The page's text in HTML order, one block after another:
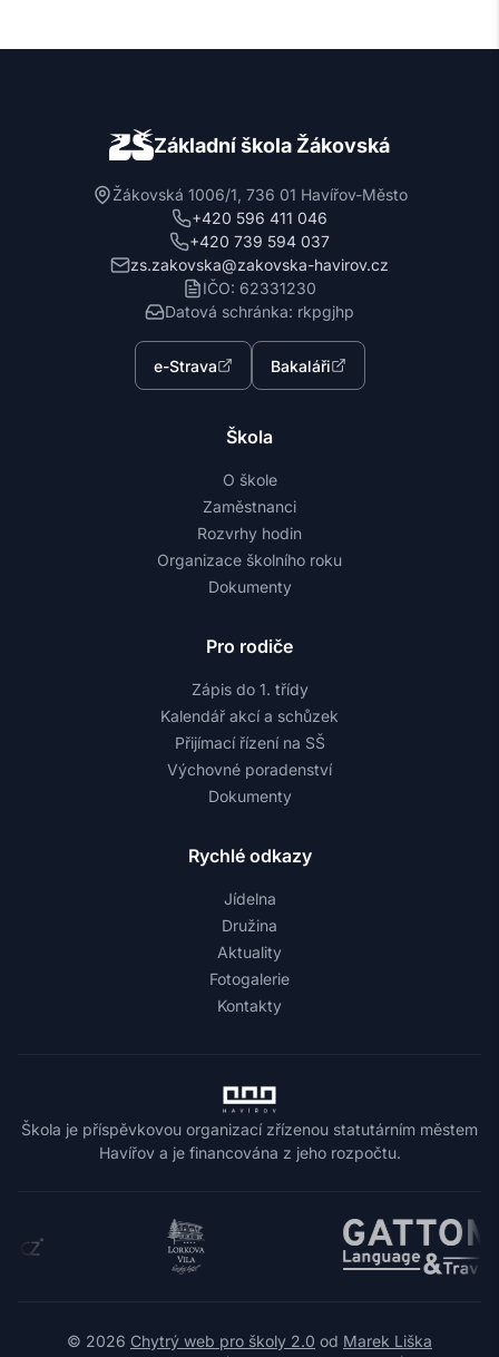
Základní škola Žákovská
Žákovská 1006/1, 736 01 Havířov-Město
+420 596 411 046
+420 739 594 037
zs.zakovska@zakovska-havirov.cz
IČO: 62331230
Datová schránka: rkpgjhp
e-Strava Bakaláři
Škola
O škole
Zaměstnanci
Rozvrhy hodin
Organizace školního roku
Dokumenty
Pro rodiče
Zápis do 1. třídy
Kalendář akcí a schůzek
Přijímací řízení na SŠ
Výchovné poradenství
Dokumenty
Rychlé odkazy
Jídelna
Družina
Aktuality
Fotogalerie
Kontakty
Škola je příspěvkovou organizací zřízenou statutárním městem
Havířov a je financována z jeho rozpočtu.
© 2026 Chytrý web pro školy 2.0 od Marek Liška